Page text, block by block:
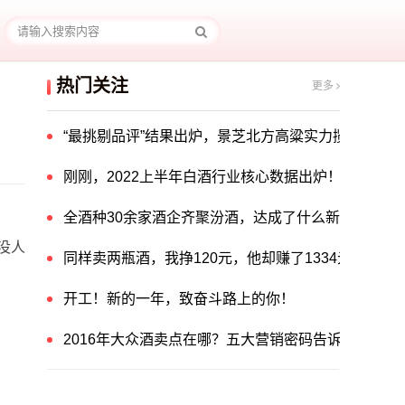
人
热门关注 更多
“最挑剔品评”结果出炉，景芝北方高粱实力揽获中国
刚刚，2022上半年白酒行业核心数据出炉！
全酒种30余家酒企齐聚汾酒，达成了什么新共识？
同样卖两瓶酒，我挣120元，他却赚了1334元！他
开工！新的一年，致奋斗路上的你！
2016年大众酒卖点在哪？五大营销密码告诉你答案！